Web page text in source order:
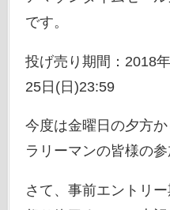
です。
投げ売り期間：2018
25日(日)23:59
今度は金曜日の夕方
ラリーマンの皆様の
さて、事前エントリ